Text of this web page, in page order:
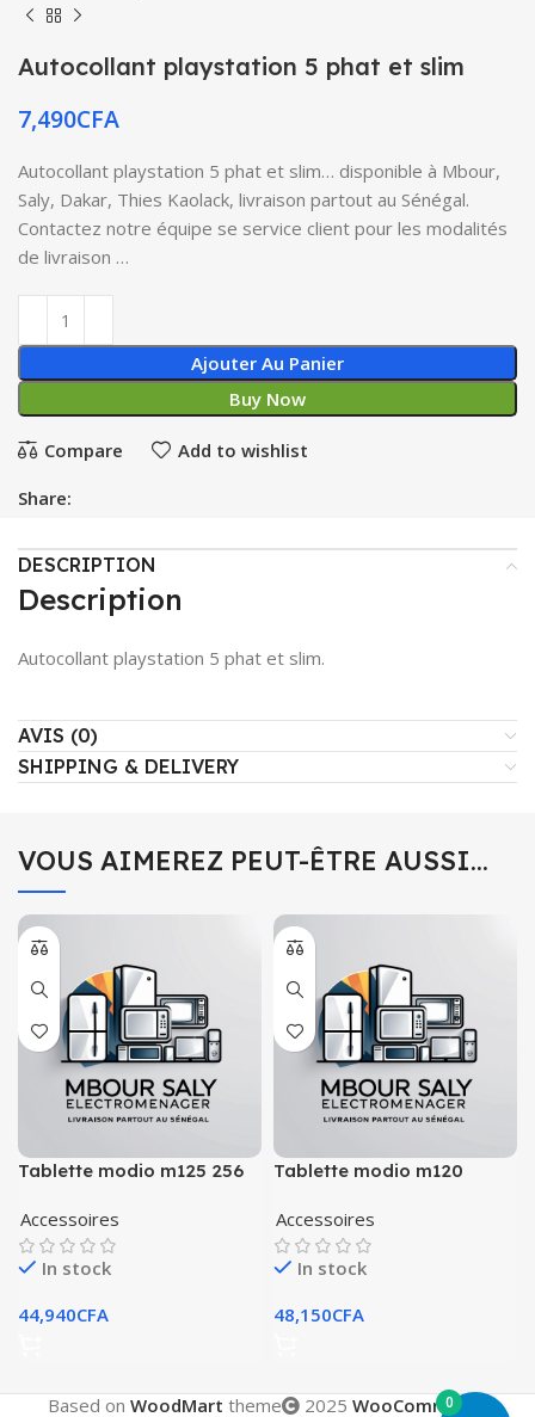
Autocollant playstation 5 phat et slim
7,490CFA
Autocollant playstation 5 phat et slim… disponible à Mbour,
Saly, Dakar, Thies Kaolack, livraison partout au Sénégal.
Contactez notre équipe se service client pour les modalités
de livraison …
Ajouter Au Panier
Buy Now
Compare Add to wishlist
Share:
DESCRIPTION
Description
Autocollant playstation 5 phat et slim.
AVIS (0)
SHIPPING & DELIVERY
VOUS AIMEREZ PEUT-ÊTRE AUSSI…
Tablette modio m125 256
Accessoires
In stock
44,940CFA
Tablette modio m120
Accessoires
In stock
48,150CFA
Based on WoodMart theme 2025 WooCommerce
0